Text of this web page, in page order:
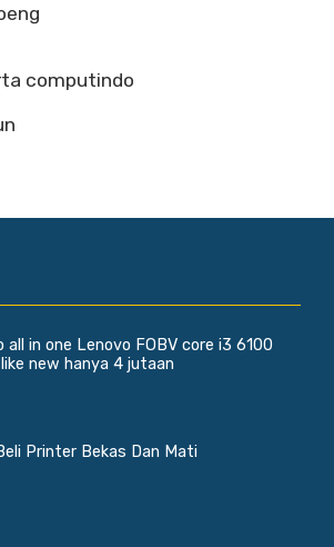
computindo
all in one Lenovo FOBV core i3 6100
new hanya 4 jutaan
Printer Bekas Dan Mati